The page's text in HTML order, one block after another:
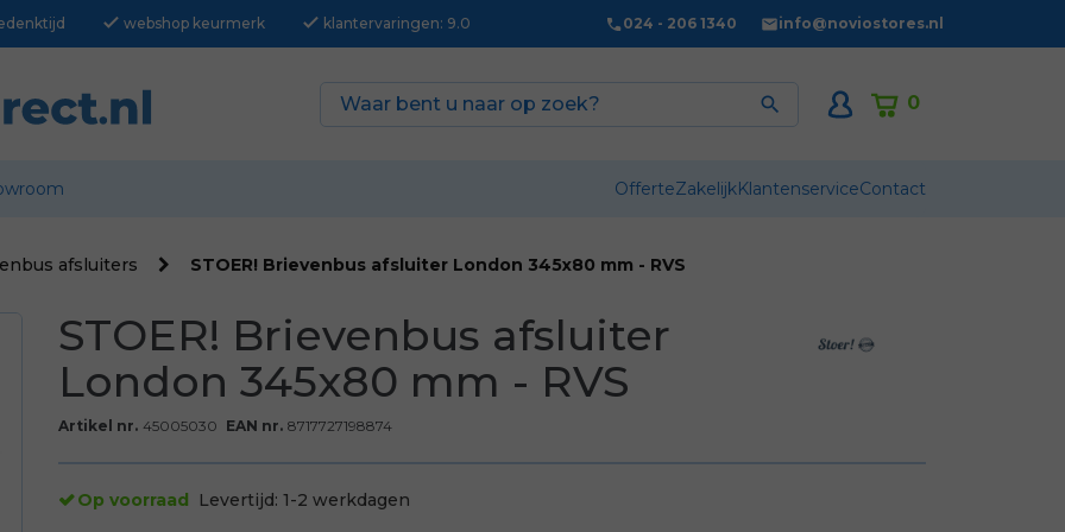
check webshop keurmerk check klantervaringen: 9.0 024 - 206 1340 info@noviostores.nl
0

OfferteZakelijkKlantenserviceContact
afsluiters STOER! Brievenbus afsluiter London 345x80 mm - RVS
STOER! Brievenbus afsluiter
London 345x80 mm - RVS
Artikel nr. 45005030 EAN nr. 8717727198874
Op voorraad Levertijd: 1-2 werkdagen